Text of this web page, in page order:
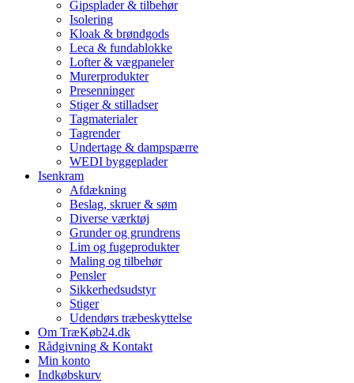
Gipsplader & tilbehør
Isolering
Kloak & brøndgods
Leca & fundablokke
Lofter & vægpaneler
Murerprodukter
Presenninger
Stiger & stilladser
Tagmaterialer
Tagrender
Undertage & dampspærre
WEDI byggeplader
Isenkram
Afdækning
Beslag, skruer & søm
Diverse værktøj
Grunder og grundrens
Lim og fugeprodukter
Maling og tilbehør
Pensler
Sikkerhedsudstyr
Stiger
Udendørs træbeskyttelse
Om TræKøb24.dk
Rådgivning & Kontakt
Min konto
Indkøbskurv